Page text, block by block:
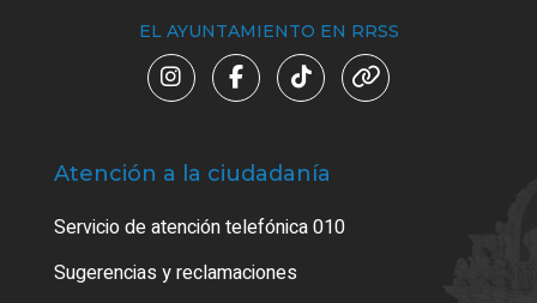
EL AYUNTAMIENTO EN RRSS
Atención a la ciudadanía
Servicio de atención telefónica 010
Sugerencias y reclamaciones